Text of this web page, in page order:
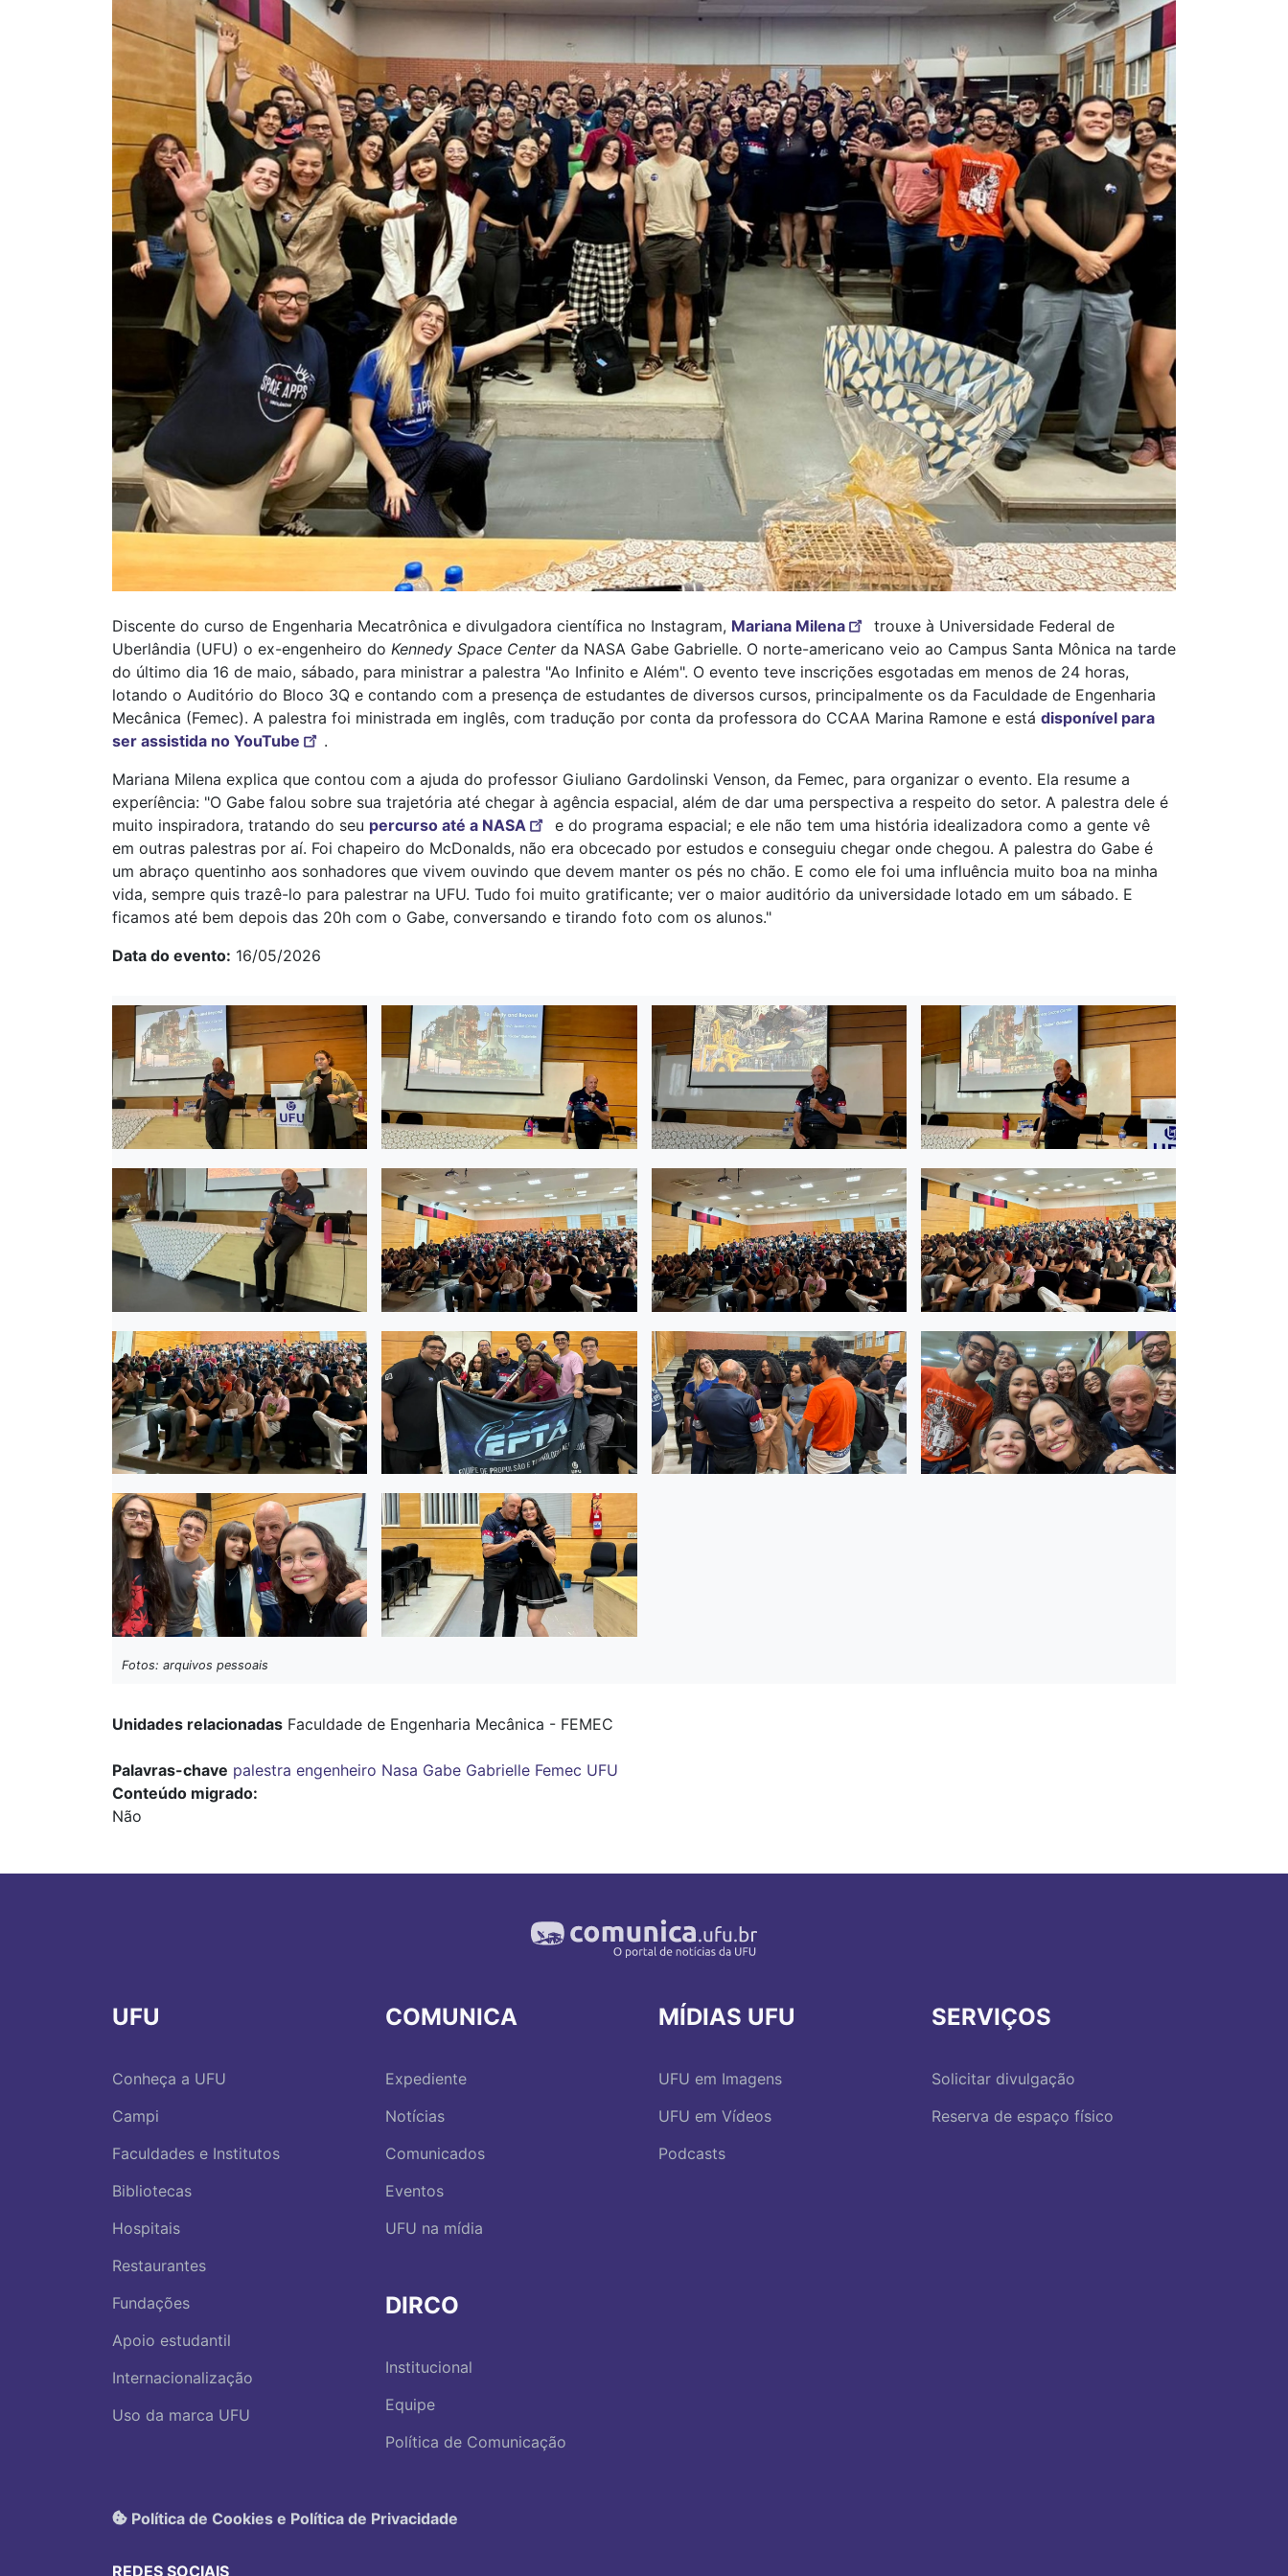
Discente do curso de Engenharia Mecatrônica e divulgadora científica no Instagram, Mariana Milena
trouxe à Universidade Federal de
Uberlândia (UFU) o ex-engenheiro do Kennedy Space Centerda NASA Gabe Gabrielle. O norte-americano veio ao Campus Santa Mônica na tarde
do último dia 16 de maio, sábado, para ministrar a palestra "Ao Infinito e Além". O evento teve inscrições esgotadas em menos de 24 horas,
lotando o Auditório do Bloco 3Q e contando com a presença de estudantes de diversos cursos, principalmente os da Faculdade de Engenharia
Mecânica (Femec). A palestra foi ministrada em inglês, com tradução por conta da professora do CCAA Marina Ramone e está disponível para
ser assistida no YouTube
.
Mariana Milena explica que contou com a ajuda do professor Giuliano Gardolinski Venson, da Femec, para organizar o evento. Ela resume a
experíência: "O Gabe falou sobre sua trajetória até chegar à agência espacial, além de dar uma perspectiva a respeito do setor. A palestra dele é
muito inspiradora, tratando do seu percurso até a NASA
e do programa espacial; e ele não tem uma história idealizadora como a gente vê
em outras palestras por aí. Foi chapeiro do McDonalds, não era obcecado por estudos e conseguiu chegar onde chegou. A palestra do Gabe é
um abraço quentinho aos sonhadores que vivem ouvindo que devem manter os pés no chão. E como ele foi uma influência muito boa na minha
vida, sempre quis trazê-lo para palestrar na UFU. Tudo foi muito gratificante; ver o maior auditório da universidade lotado em um sábado. E
ficamos até bem depois das 20h com o Gabe, conversando e tirando foto com os alunos."
Data do evento 16/05/2026
Fotos: arquivos pessoais
Unidades relacionadas Faculdade de Engenharia Mecânica - FEMEC
Palavras-chave palestra engenheiro Nasa Gabe Gabrielle Femec UFU
Conteúdo migrado
Não
UFU
Conheça a UFU
Campi
Faculdades e Institutos
Bibliotecas
Hospitais
Restaurantes
Fundações
Apoio estudantil
Internacionalização
Uso da marca UFU
COMUNICA
Expediente
Notícias
Comunicados
Eventos
UFU na mídia
DIRCO
Institucional
Equipe
Política de Comunicação
MÍDIAS UFU
UFU em Imagens
UFU em Vídeos
Podcasts
SERVIÇOS
Solicitar divulgação
Reserva de espaço físico
Política de Cookies e Política de Privacidade
REDES SOCIAIS